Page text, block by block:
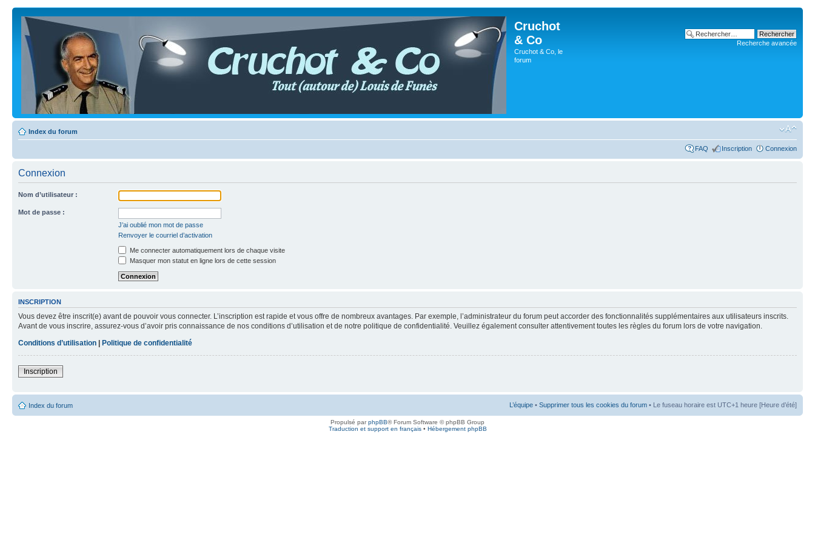
Cruchot
& Co
Cruchot & Co, le
forum
Recherche avancée
Index du forum
FAQ Inscription Connexion
Connexion
Nom d’utilisateur :
Mot de passe :
J’ai oublié mon mot de passe
Renvoyer le courriel d’activation
Me connecter automatiquement lors de chaque visite
Masquer mon statut en ligne lors de cette session
INSCRIPTION
Vous devez être inscrit(e) avant de pouvoir vous connecter. L’inscription est rapide et vous offre de nombreux avantages. Par exemple, l’administrateur du forum peut accorder des fonctionnalités supplémentaires aux utilisateurs inscrits.
Avant de vous inscrire, assurez-vous d’avoir pris connaissance de nos conditions d’utilisation et de notre politique de confidentialité. Veuillez également consulter attentivement toutes les règles du forum lors de votre navigation.
Conditions d’utilisation | Politique de confidentialité
Inscription
Index du forum L’équipe • Supprimer tous les cookies du forum • Le fuseau horaire est UTC+1 heure [Heure d’été]
Propulsé parphpBB® Forum Software © phpBB Group
Traduction et support en français• Hébergement phpBB